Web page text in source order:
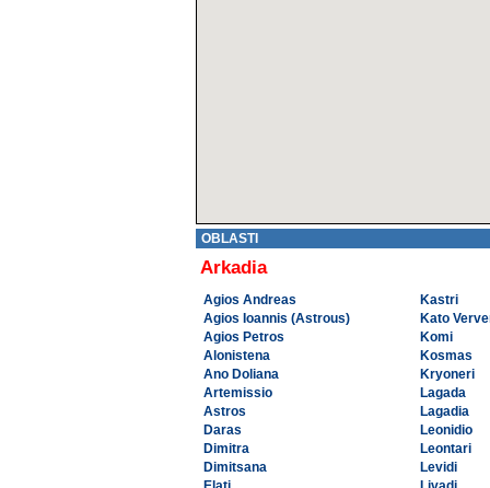
OBLASTI
Arkadia
Agios Andreas
Agios Ioannis (Astrous)
Agios Petros
Alonistena
Ano Doliana
Artemissio
Astros
Daras
Dimitra
Dimitsana
Kastri
Kato
Komi
Kosmas
Kryoneri
Lagada
Lagadia
Leonidio
Leontari
Levidi